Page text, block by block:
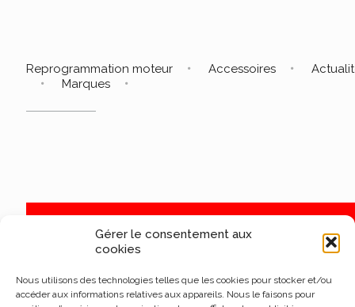
Gérer le consentement aux
cookies
Nous utilisons des technologies telles que les cookies pour stocker et/ou
accéder aux informations relatives aux appareils. Nous le faisons pour
Reprogrammation moteur Accessoires
Marques